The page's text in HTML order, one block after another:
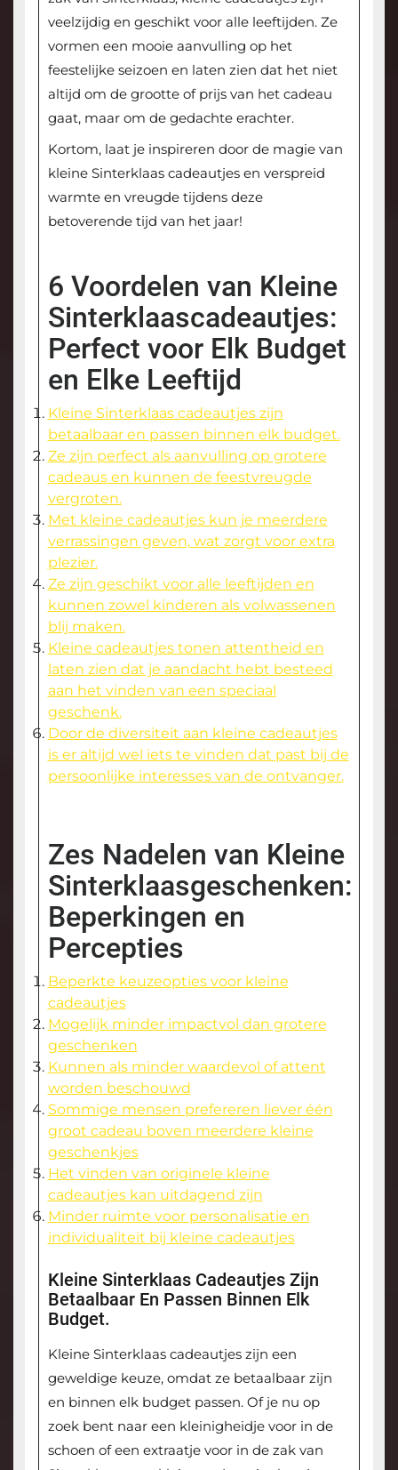
veelzijdig en geschikt voor alle leeftijden. Ze
vormen een mooie aanvulling op het
feestelijke seizoen en laten zien dat het niet
altijd om de grootte of prijs van het cadeau
gaat, maar om de gedachte erachter.
Kortom, laat je inspireren door de magie van
kleine Sinterklaas cadeautjes en verspreid
warmte en vreugde tijdens deze
betoverende tijd van het jaar!
6 Voordelen van Kleine
Sinterklaascadeautjes:
Perfect voor Elk Budget
en Elke Leeftijd
Kleine Sinterklaas cadeautjes zijn
betaalbaar en passen binnen elk budget.
Ze zijn perfect als aanvulling op grotere
cadeaus en kunnen de feestvreugde
vergroten.
Met kleine cadeautjes kun je meerdere
verrassingen geven, wat zorgt voor extra
plezier.
Ze zijn geschikt voor alle leeftijden en
kunnen zowel kinderen als volwassenen
blij maken.
Kleine cadeautjes tonen attentheid en
laten zien dat je aandacht hebt besteed
aan het vinden van een speciaal
geschenk.
Door de diversiteit aan kleine cadeautjes
is er altijd wel iets te vinden dat past bij de
persoonlijke interesses van de ontvanger.
Zes Nadelen van Kleine
Sinterklaasgeschenken:
Beperkingen en
Percepties
Beperkte keuzeopties voor kleine
cadeautjes
Mogelijk minder impactvol dan grotere
geschenken
Kunnen als minder waardevol of attent
worden beschouwd
Sommige mensen prefereren liever één
groot cadeau boven meerdere kleine
geschenkjes
Het vinden van originele kleine
cadeautjes kan uitdagend zijn
Minder ruimte voor personalisatie en
individualiteit bij kleine cadeautjes
Kleine Sinterklaas Cadeautjes Zijn
Betaalbaar En Passen Binnen Elk
Budget.
Kleine Sinterklaas cadeautjes zijn een
geweldige keuze, omdat ze betaalbaar zijn
en binnen elk budget passen. Of je nu op
zoek bent naar een kleinigheidje voor in de
schoen of een extraatje voor in de zak van